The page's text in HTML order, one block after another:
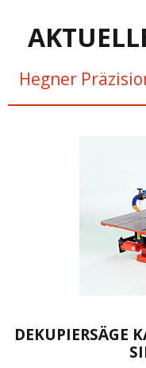
Hegner
DEKUPIERSÄGE